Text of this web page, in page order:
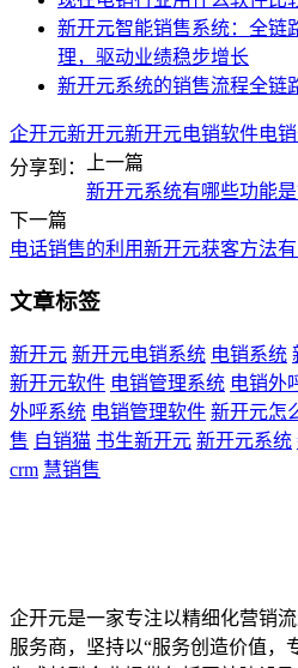
新开元智能销售系统：全链
理，驱动业绩稳步增长
新开元系统的销售流程全链
企开元新开元新开元电销软件电
分享到：
上一篇
新开元系统有哪些功能
下一篇
电话销售的利用新开元获客方法有
文章标签
新开元 新开元电销系统 电销系统
新开元软件 电销管理系统 电销外
外呼系统 电销管理软件 新开元怎
售 自销猫 书生新开元 新开元系统
crm 慧销售
企开元是一家专注以精细化营销
服务商，坚持以“服务创造价值，